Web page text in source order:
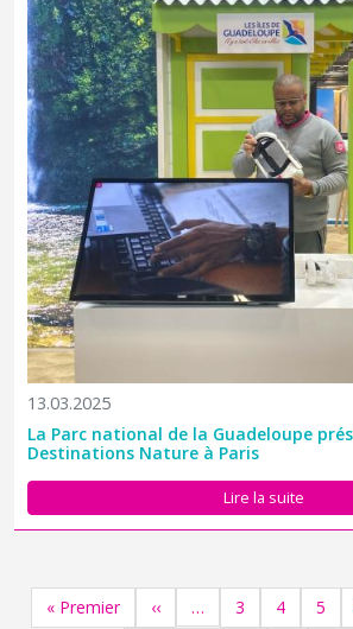
13.03.2025
La Parc national de la Guadeloupe
Destinations Nature à Paris
Lire la suite
Pagination
Première page
« Premier Page précédente
‹‹ … Page
3 Page
4 Page
5